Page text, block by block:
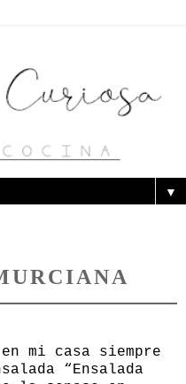
▼
mi casa siempre
“Ensalada